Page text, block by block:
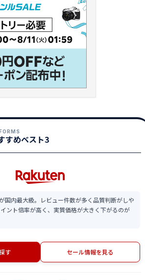
すめベスト3
国内最大級。レビュー件数が多く品質判断がしや
ント倍率が高く、実質価格が大きく下がるのが
す セール情報を見る